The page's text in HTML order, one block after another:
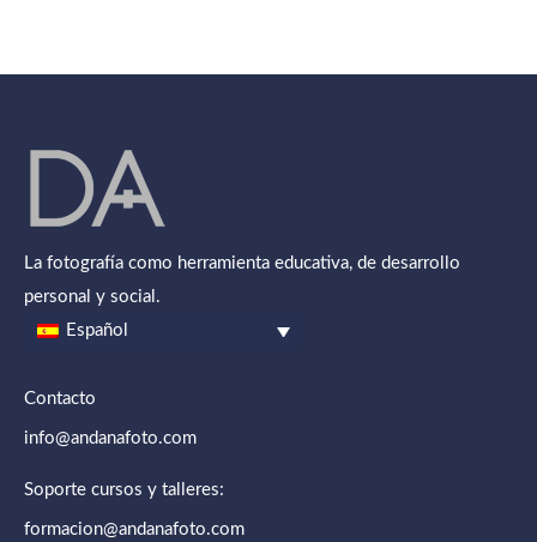
La fotografía como herramienta educativa, de desarrollo
personal y social.
Español
Contacto
info@andanafoto.com
Soporte cursos y talleres:
formacion@andanafoto.com